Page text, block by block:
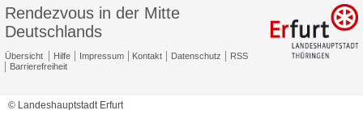
Rendezvous in der Mitte
Deutschlands
Übersicht Hilfe Impressum Kontakt Datenschutz
RSS
Barrierefreiheit
© Landeshauptstadt Erfurt